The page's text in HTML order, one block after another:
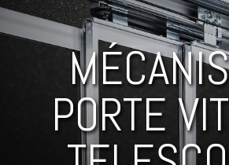
PORTE